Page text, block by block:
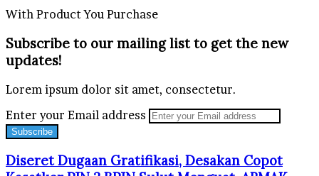
With Product You Purchase
Subscribe to our mailing list to get the new
updates!
Lorem ipsum dolor sit amet, consectetur.
Enter your Email address
Diseret Dugaan Gratifikasi, Desakan Copot